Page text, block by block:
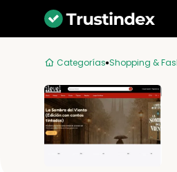
Categorías Shopping &